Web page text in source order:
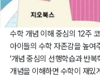
수학 개념 이해 중심의 12주
아이들의 수학 자존감을 높여
'개념 중심의 선행학습과 반복
개념을 이해하면 수학이 재밌